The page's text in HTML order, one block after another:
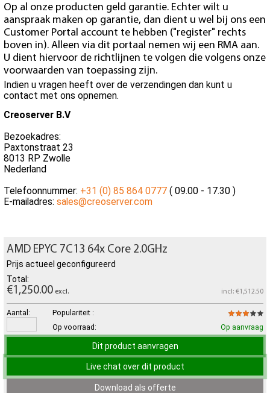
Op al onze producten geld garantie. Echter wilt u
aanspraak maken op garantie, dan dient u wel bij ons een
Customer Portal account te hebben ("register" rechts
boven in). Alleen via dit portaal nemen wij een RMA aan.
U dient hiervoor de richtlijnen te volgen die volgens onze
voorwaarden van toepassing zijn.
Indien u vragen heeft over de verzendingen dan kunt u
contact met ons opnemen.
Creoserver B.V
Bezoekadres:
Paxtonstraat 23
8013 RP Zwolle
Nederland
Telefoonnummer: +31 (0) 85 864 0777 ( 09.00 - 17.30 )
E-mailadres: sales@creoserver.com
AMD EPYC 7C13 64x Core 2.0GHz
Prijs actueel geconfigureerd
Total:
€1,250.00 excl. incl: €1,512.50
Aantal:
Populariteit :
Op voorraad:
Op aanvraag
Dit product aanvragen
Live chat over dit product
Download als offerte